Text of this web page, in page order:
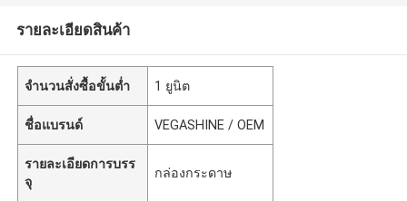
รายละเอียดสินค้า
จำนวนสั่งซื้อขั้นต่ำ 1 ยูนิต
ชื่อแบรนด์ VEGASHINE / OEM
รายละเอียดการบรร
จุ
กล่องกระดาษ